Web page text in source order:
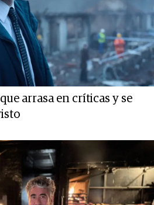
arrasa en críticas y se